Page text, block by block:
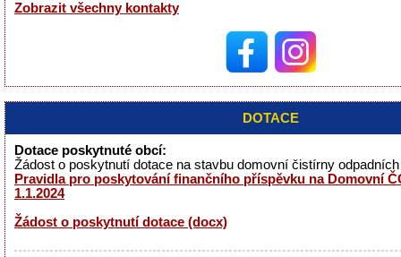
Zobrazit všechny kontakty
DOTACE
Dotace poskytnuté obcí:
Žádost o poskytnutí dotace na stavbu domovní čistírny
Pravidla pro poskytování finančního příspěvku na Domovní
1.1.2024
Žádost o poskytnutí dotace (docx)